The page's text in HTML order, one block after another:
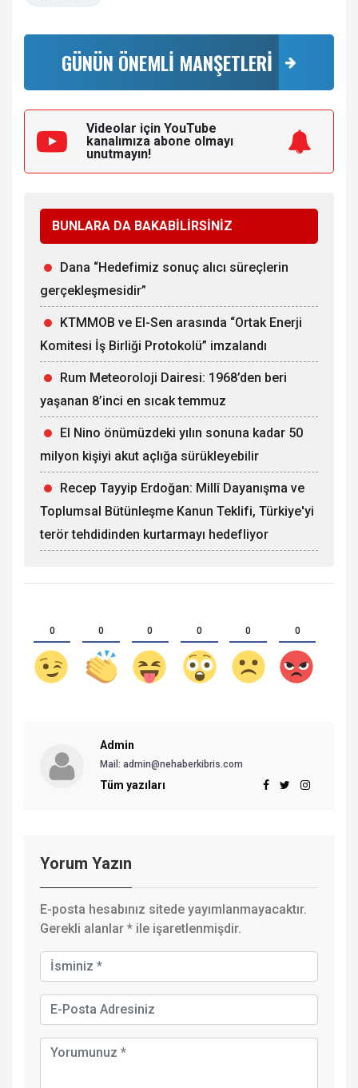
GÜNÜN ÖNEMLİ MANŞETLERİ
Videolar için YouTube
kanalımıza abone olmayı
unutmayın!
BUNLARA DA BAKABİLİRSİNİZ
Dana “Hedefimiz sonuç alıcı süreçlerin
gerçekleşmesidir”
KTMMOB ve El-Sen arasında “Ortak Enerji
Komitesi İş Birliği Protokolü” imzalandı
Rum Meteoroloji Dairesi: 1968’den beri
yaşanan 8’inci en sıcak temmuz
El Nino önümüzdeki yılın sonuna kadar 50
milyon kişiyi akut açlığa sürükleyebilir
Recep Tayyip Erdoğan: Millî Dayanışma ve
Toplumsal Bütünleşme Kanun Teklifi, Türkiye'yi
terör tehdidinden kurtarmayı hedefliyor
0 0 0 0 0 0
Admin
Mail: admin@nehaberkibris.com
Tüm yazıları
Yorum Yazın
E-posta hesabınız sitede yayımlanmayacaktır.
Gerekli alanlar * ile işaretlenmişdir.